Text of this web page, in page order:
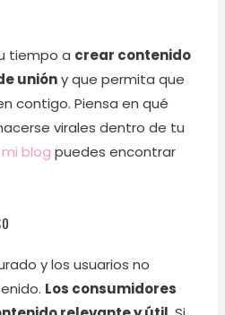
tiempo a crear contenido
unióny que permita que
contigo. Piensa en qué
virales dentro de tu
blog puedes encontrar
y los usuarios no
Los consumidores